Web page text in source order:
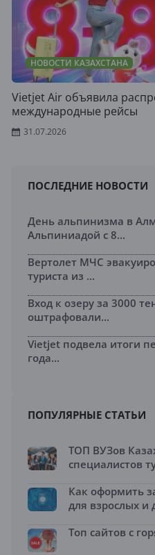
НОВОСТИ КАЗАХСТАНА
Vietjet Air объявила
международные рейсы
31.07.2026
ПОСЛЕДНИЕ НОВОСТИ
День альпинизма в
Альпиниадой с 8...
Вертолет МЧС
туриста из ...
Вход к озеру за 3000
оштрафовали...
Vietjet подвела итоги
года...
ПОПУЛЯРНЫЕ СТАТЬИ
ТОП ВУЗов
специалистов
Как оформить
для взрослых и
Топ сайтов с